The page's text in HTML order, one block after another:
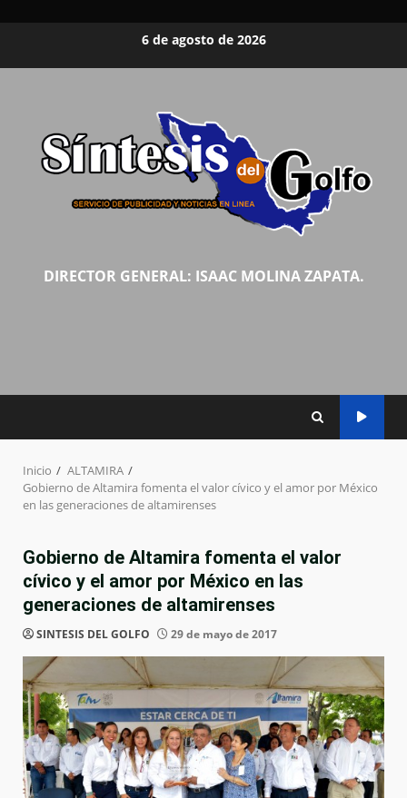
6 de agosto de 2026
DIRECTOR GENERAL: ISAAC MOLINA ZAPATA.
Inicio
ALTAMIRA
Gobierno de Altamira fomenta el valor cívico y el amor por México
en las generaciones de altamirenses
Gobierno de Altamira fomenta el valor
cívico y el amor por México en las
generaciones de altamirenses
SINTESIS DEL GOLFO 29 de mayo de 2017